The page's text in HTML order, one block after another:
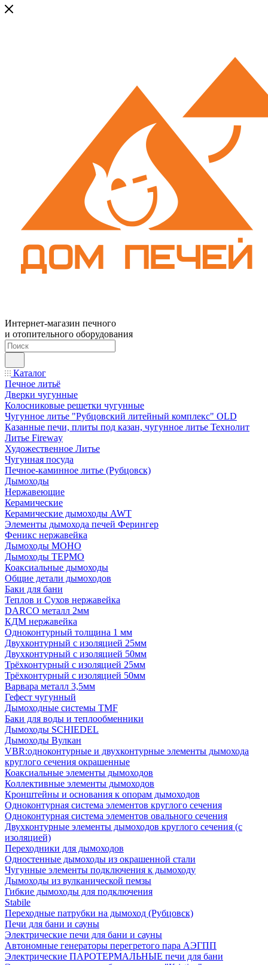
Интернет-магазин печного
и отопительного оборудования
Каталог
Печное литьё
Дверки чугунные
Колосниковые решетки чугунные
Чугунное литье "Рубцовский литейный комплекс" OLD
Казанные печи, плиты под казан, чугунное литье Технолит
Литье Fireway
Художественное Литье
Чугунная посуда
Печное-каминное литье (Рубцовск)
Дымоходы
Нержавеющие
Керамические
Керамические дымоходы AWT
Элементы дымохода печей Ферингер
Феникс нержавейка
Дымоходы МОНО
Дымоходы ТЕРМО
Коаксиальные дымоходы
Общие детали дымоходов
Баки для бани
Теплов и Сухов нержавейка
DARCO металл 2мм
КДМ нержавейка
Одноконтурный толщина 1 мм
Двухконтурный с изоляцией 25мм
Двухконтурный с изоляцией 50мм
Трёхконтурный с изоляцией 25мм
Трёхконтурный с изоляцией 50мм
Варвара металл 3,5мм
Гефест чугунный
Дымоходные системы TMF
Баки для воды и теплообменники
Дымоходы SCHIEDEL
Дымоходы Вулкан
VBR:одноконтурные и двухконтурные элементы дымохода
круглого сечения окрашенные
Коаксиальные элементы дымоходов
Коллективные элементы дымоходов
Кронштейны и основания к опорам дымоходов
Одноконтурная система элементов круглого сечения
Одноконтурная система элементов овального сечения
Двухконтурные элементы дымоходов круглого сечения (с
изоляцией)
Переходники для дымоходов
Одностенные дымоходы из окрашенной стали
Чугунные элементы подключения к дымоходу
Дымоходы из вулканической пемзы
Гибкие дымоходы для подключения
Stabile
Переходные патрубки на дымоход (Рубцовск)
Печи для бани и сауны
Электрические печи для бани и сауны
Автономные генераторы перегретого пара АЭГПП
Электрические ПАРОТЕРМАЛЬНЫЕ печи для бани